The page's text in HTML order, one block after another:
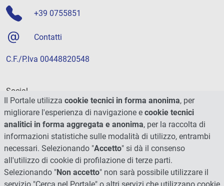
+39 0755851
Contatti
C.F./P.Iva 00448820548
Social
Il Portale utilizza cookie tecnici in forma anonima, per
migliorare l'esperienza di navigazione e cookie tecnici
analitici in forma aggregata e anonima, per la raccolta di
informazioni statistiche sulle modalità di utilizzo, entrambi
necessari. Selezionando "Accetto" si dà il consenso
all'utilizzo di cookie di profilazione di terze parti.
Selezionando "Non accetto" non sarà possibile utilizzare il